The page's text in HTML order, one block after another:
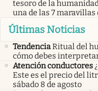
tesoro de la
una de las 7
Últimas Noticias
TendenciaRitual del
cómo debes
Atención conductores
Este es el precio del
sábado 8 de agosto